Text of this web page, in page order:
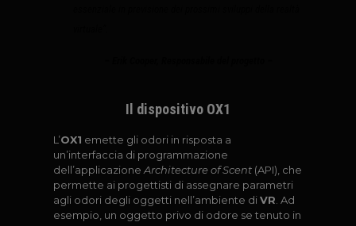
Il dispositivo OX1
L’OX1 emette gli odori in risposta a
un’interfaccia di programmazione
dell’applicazione Architecture of Scent(API), che
permette ai progettisti di assegnare parametri
agli odori degli oggetti nell’ambiente diVR . Ad
esempio, un oggetto privo di odore se tenuto in